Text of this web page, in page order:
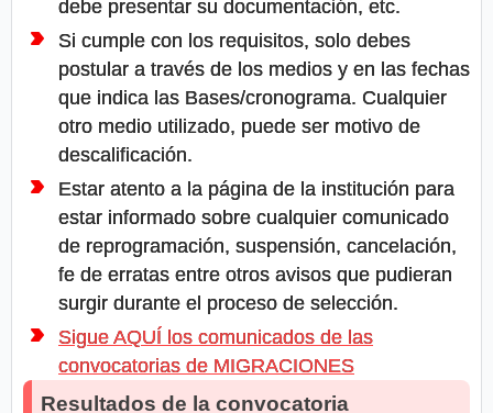
debe presentar su documentación, etc.
Si cumple con los requisitos, solo debes
postular a través de los medios y en las fechas
que indica las Bases/cronograma. Cualquier
otro medio utilizado, puede ser motivo de
descalificación.
Estar atento a la página de la institución para
estar informado sobre cualquier comunicado
de reprogramación, suspensión, cancelación,
fe de erratas entre otros avisos que pudieran
surgir durante el proceso de selección.
Sigue AQUÍ los comunicados de las
convocatorias de MIGRACIONES
Resultados de la convocatoria